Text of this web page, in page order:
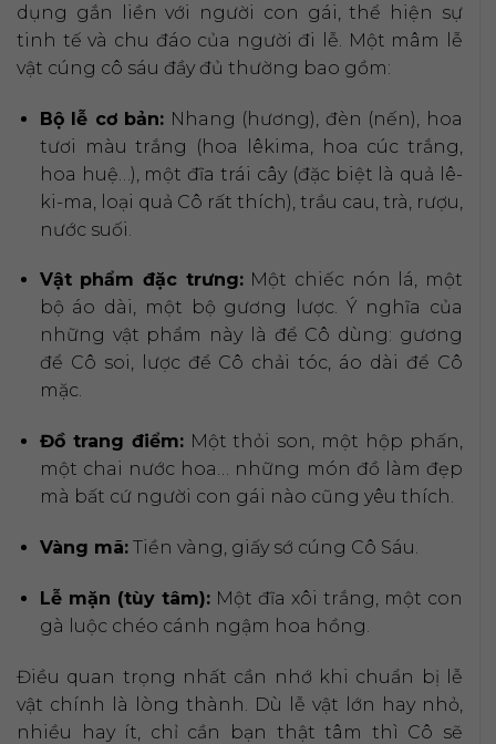
dụng gắn liền với người con gái, thể hiện sự
tinh tế và chu đáo của người đi lễ. Một mâm lễ
vật cúng cô sáu đầy đủ thường bao gồm:
Bộ lễ cơ bản: Nhang (hương), đèn (nến), hoa
tươi màu trắng (hoa lêkima, hoa cúc trắng,
hoa huệ…), một đĩa trái cây (đặc biệt là quả lê-
ki-ma, loại quả Cô rất thích), trầu cau, trà, rượu,
nước suối.
Vật phẩm đặc trưng:Một chiếc nón lá, một
bộ áo dài, một bộ gương lược. Ý nghĩa của
những vật phẩm này là để Cô dùng: gương
để Cô soi, lược để Cô chải tóc, áo dài để Cô
mặc.
Đồ trang điểm:Một thỏi son, một hộp phấn,
một chai nước hoa… những món đồ làm đẹp
mà bất cứ người con gái nào cũng yêu thích.
Vàng mã:Tiền vàng, giấy sớ cúng Cô Sáu.
Lễ mặn (tùy tâm):Một đĩa xôi trắng, một con
gà luộc chéo cánh ngậm hoa hồng.
Điều quan trọng nhất cần nhớ khi chuẩn bị lễ
vật chính là lòng thành. Dù lễ vật lớn hay nhỏ,
nhiều hay ít, chỉ cần bạn thật tâm thì Cô sẽ